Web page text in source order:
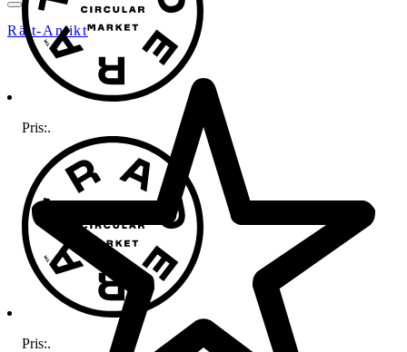
Rätt-Antikt
Pris:.
Pris:.